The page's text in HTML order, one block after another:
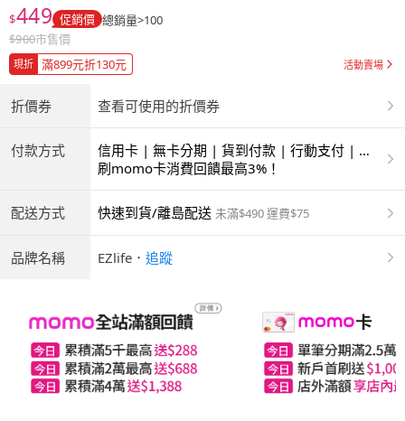
$449 促銷價 總銷量>100
$900市售價
現折 滿899元折130元 活動賣場
折價券 查看可使用的折價券
付款方式
信用卡 | 無卡分期 | 貨到付款 | 行動支付 | 超
商付款 | ATM | 銀聯卡
刷momo卡消費回饋最高3%！
配送方式 快速到貨/離島配送 未滿$490 運費$75
品牌名稱 EZlife ． 追蹤